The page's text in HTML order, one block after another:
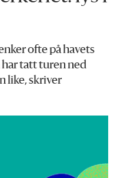
ofte på havets
tatt turen ned
like, skriver